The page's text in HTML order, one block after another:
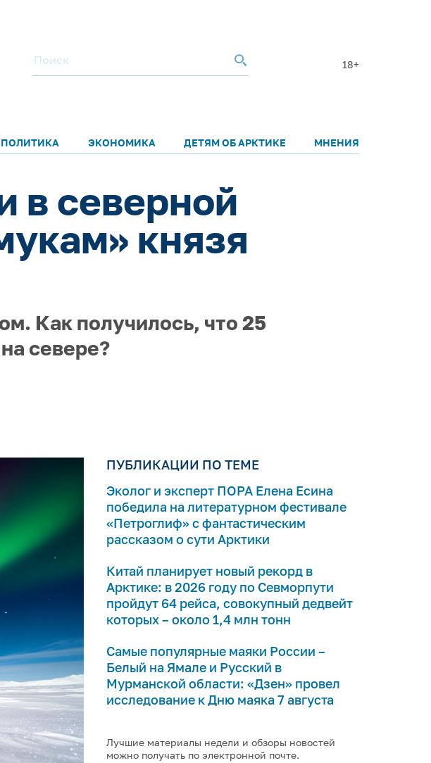
18+
ПОЛИТИКА ЭКОНОМИКА ДЕТЯМ ОБ АРКТИКЕ МНЕНИЯ
в северной
князя
Как получилось, что 25
севере?
ПУБЛИКАЦИИ ПО ТЕМЕ
Эколог и эксперт ПОРА Елена Есина
победила на литературном фестивале
«Петроглиф» с фантастическим
рассказом о сути Арктики
Китай планирует новый рекорд в
Арктике: в 2026 году по Севморпути
пройдут 64 рейса, совокупный дедвейт
которых – около 1,4 млн тонн
Самые популярные маяки России –
Белый на Ямале и Русский в
Мурманской области: «Дзен» провел
исследование к Дню маяка 7 августа
Лучшие материалы недели и обзоры новостей
можно получать по электронной почте.